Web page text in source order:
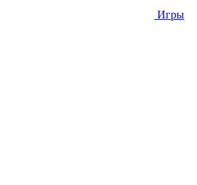
Игры